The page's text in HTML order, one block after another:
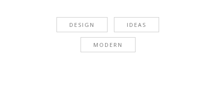
DESIGN IDEAS
MODERN